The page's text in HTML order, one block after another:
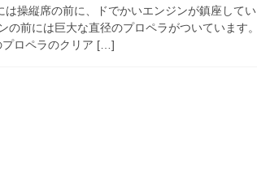
操縦席の前に、ドでかいエンジンが鎮座してい
の前には巨大な直径のプロペラがついています。
プロペラのクリア […]